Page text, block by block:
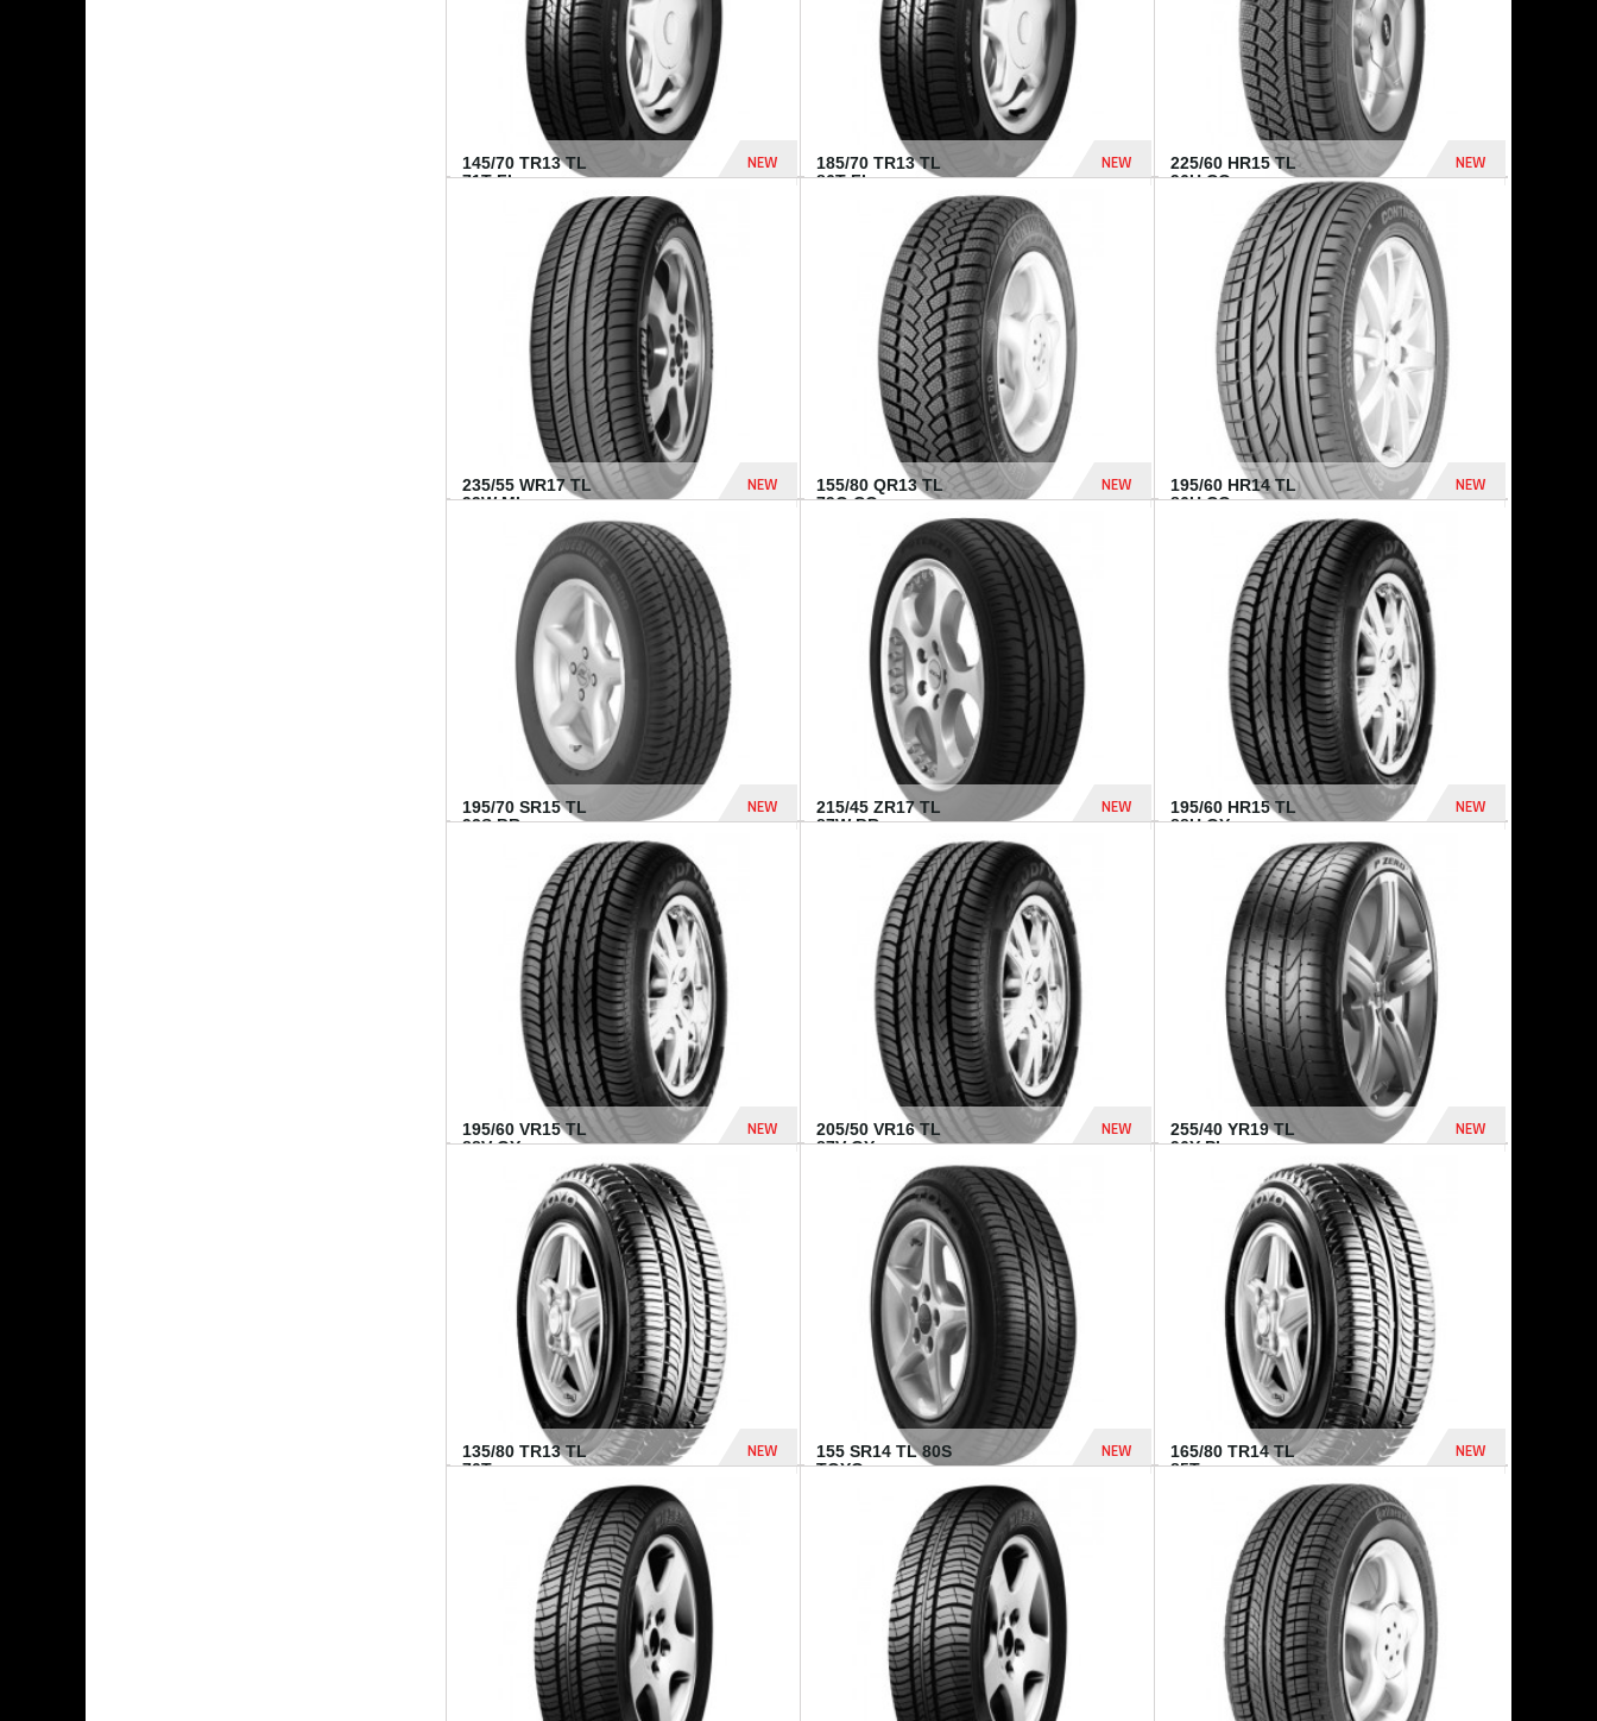
145/70 TR13 TL
71T FI...
NEW
185/70 TR13 TL
86T FI...
NEW
432 Dhs
225/60 HR15 TL
96H CO...
NEW
1 040 Dhs
235/55 WR17 TL
99W MI...
NEW
1 182 Dhs
155/80 QR13 TL
79Q CO...
NEW
195/60 HR14 TL
86H CO...
NEW
790 Dhs
195/70 SR15 TL
92S BR...
NEW
837 Dhs
215/45 ZR17 TL
87W BR...
NEW
955 Dhs
195/60 HR15 TL
88H GY...
NEW
195/60 VR15 TL
88V GY...
NEW
205/50 VR16 TL
87V GY...
NEW
255/40 YR19 TL
96Y PI...
NEW
1 771 Dhs
135/80 TR13 TL
70T...
NEW
155 SR14 TL 80S
TOYO...
NEW
165/80 TR14 TL
85T...
NEW
458 Dhs